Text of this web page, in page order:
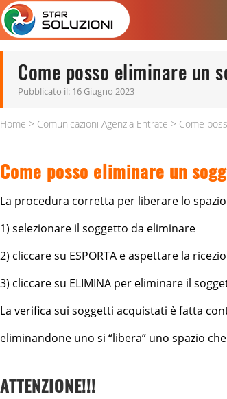
Assistenza
Come posso eliminare un
Pubblicato il: 16 Giugno 2023
Home > Comunicazioni Agenzia Entrate > Come
Come posso eliminare un
La procedura corretta per liberare lo spazio
1) selezionare il soggetto da eliminare
2) cliccare su ESPORTA e aspettare la
3) cliccare su ELIMINA per eliminare il
La verifica sui soggetti acquistati è fatta
eliminandone uno si “libera” uno spazio
ATTENZIONE!!!